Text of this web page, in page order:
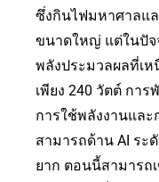
ซึ่งกินไฟมหาศาลแ
ขนาดใหญ่ แต่ในปัจ
พลังประมวลผลที่เ
เพียง 240 วัตต์ กา
การใช้พลังงานแล
สามารถด้าน AI ระ
ยาก ตอนนี้สามารถ